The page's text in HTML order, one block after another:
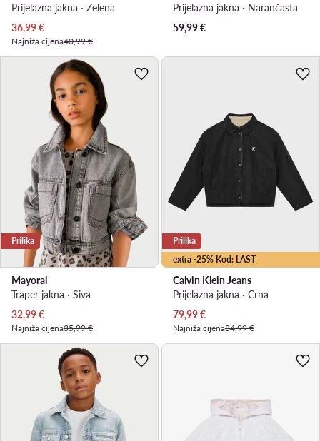
Prijelazna jakna · Zelena
Trenutna cijena
36,99€
Najniža cijena40,99 €
Prijelazna jakna · Narančasta
59,99€
Prilika
Mayoral
Traper jakna · Siva
Trenutna cijena
32,99€
Najniža cijena35,99 €
extra -25% Kod: LAST
Prilika
Calvin Klein Jeans
Prijelazna jakna · Crna
Trenutna cijena
79,99€
Najniža cijena84,99 €